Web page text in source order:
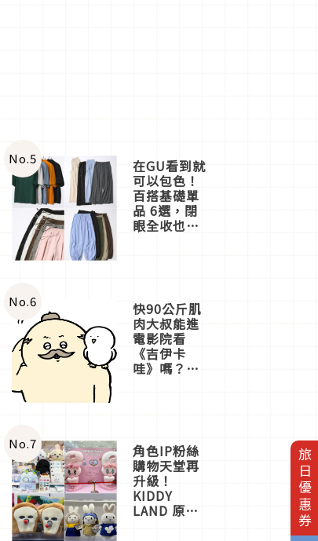
旅日優惠券
No.5 在GU看到就
可以包色！
百搭基礎單
品 6選，閉
眼全收也不
No.6 快90公斤肌
肉大叔能進
電影院看
《吉伊卡
哇》嗎？日
一同給出了
答案
No.7 角色IP粉絲
購物天堂再
升級！
KIDDY
LAND 原宿